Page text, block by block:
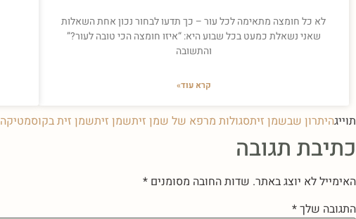
לא כל חומצה מתאימה לכל עור – כך תדעו לבחור נכון אחת השאלות
שאני נשאלת כמעט בכל שבוע היא: “איזו חומצה הכי טובה לעור?”
והתשובה
קרא עוד»
תוייגהיתרון שבשמן זיתסגולות מרפא של שמן זיתשמן זיתשמן זית בקוסמטיקה
כתיבת תגובה
האימייל לא יוצג באתר. שדות החובה מסומנים *
התגובה שלך*